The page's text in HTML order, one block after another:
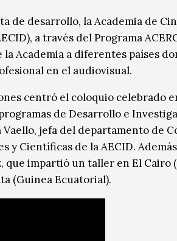
de desarrollo, la Academia de
a través del Programa
Academia a diferentes países
en el audiovisual.
centró el coloquio celebrado
de Desarrollo e
jefa del departamento de
y Científicas de la AECID.
que impartió un taller en El Cairo
(Guinea Ecuatorial).